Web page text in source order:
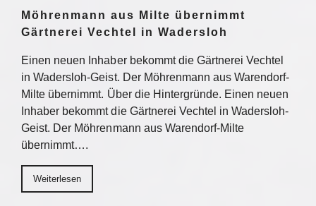
Möhrenmann aus Milte übernimmt
Gärtnerei Vechtel in Wadersloh
Einen neuen Inhaber bekommt die Gärtnerei Vechtel
in Wadersloh-Geist. Der Möhrenmann aus Warendorf-
Milte übernimmt. Über die Hintergründe. Einen neuen
Inhaber bekommt die Gärtnerei Vechtel in Wadersloh-
Geist. Der Möhrenmann aus Warendorf-Milte
übernimmt….
Weiterlesen